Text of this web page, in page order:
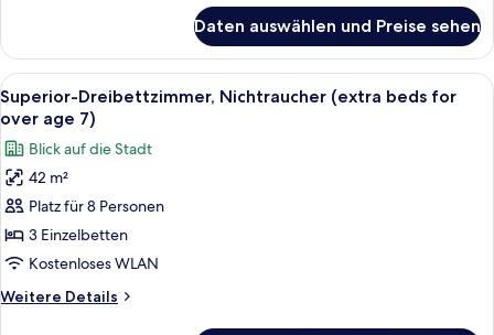
Nichtraucher,
Buchtblick
(Family
Corner
Daten auswählen und Preise sehen
Alle
Fotos
für
Superior-
Dreibettzimmer,
Nichtraucher
(extra
beds
for
over
Ein Hotelzimmer mit zwei Betten,
4
Superior-Dreibettzimmer, Nichtraucher (extra beds for
over age 7)
Blick auf die Stadt
42 m²
Platz für 8 Personen
3 Einzelbetten
Kostenloses WLAN
Weitere Details
Weitere